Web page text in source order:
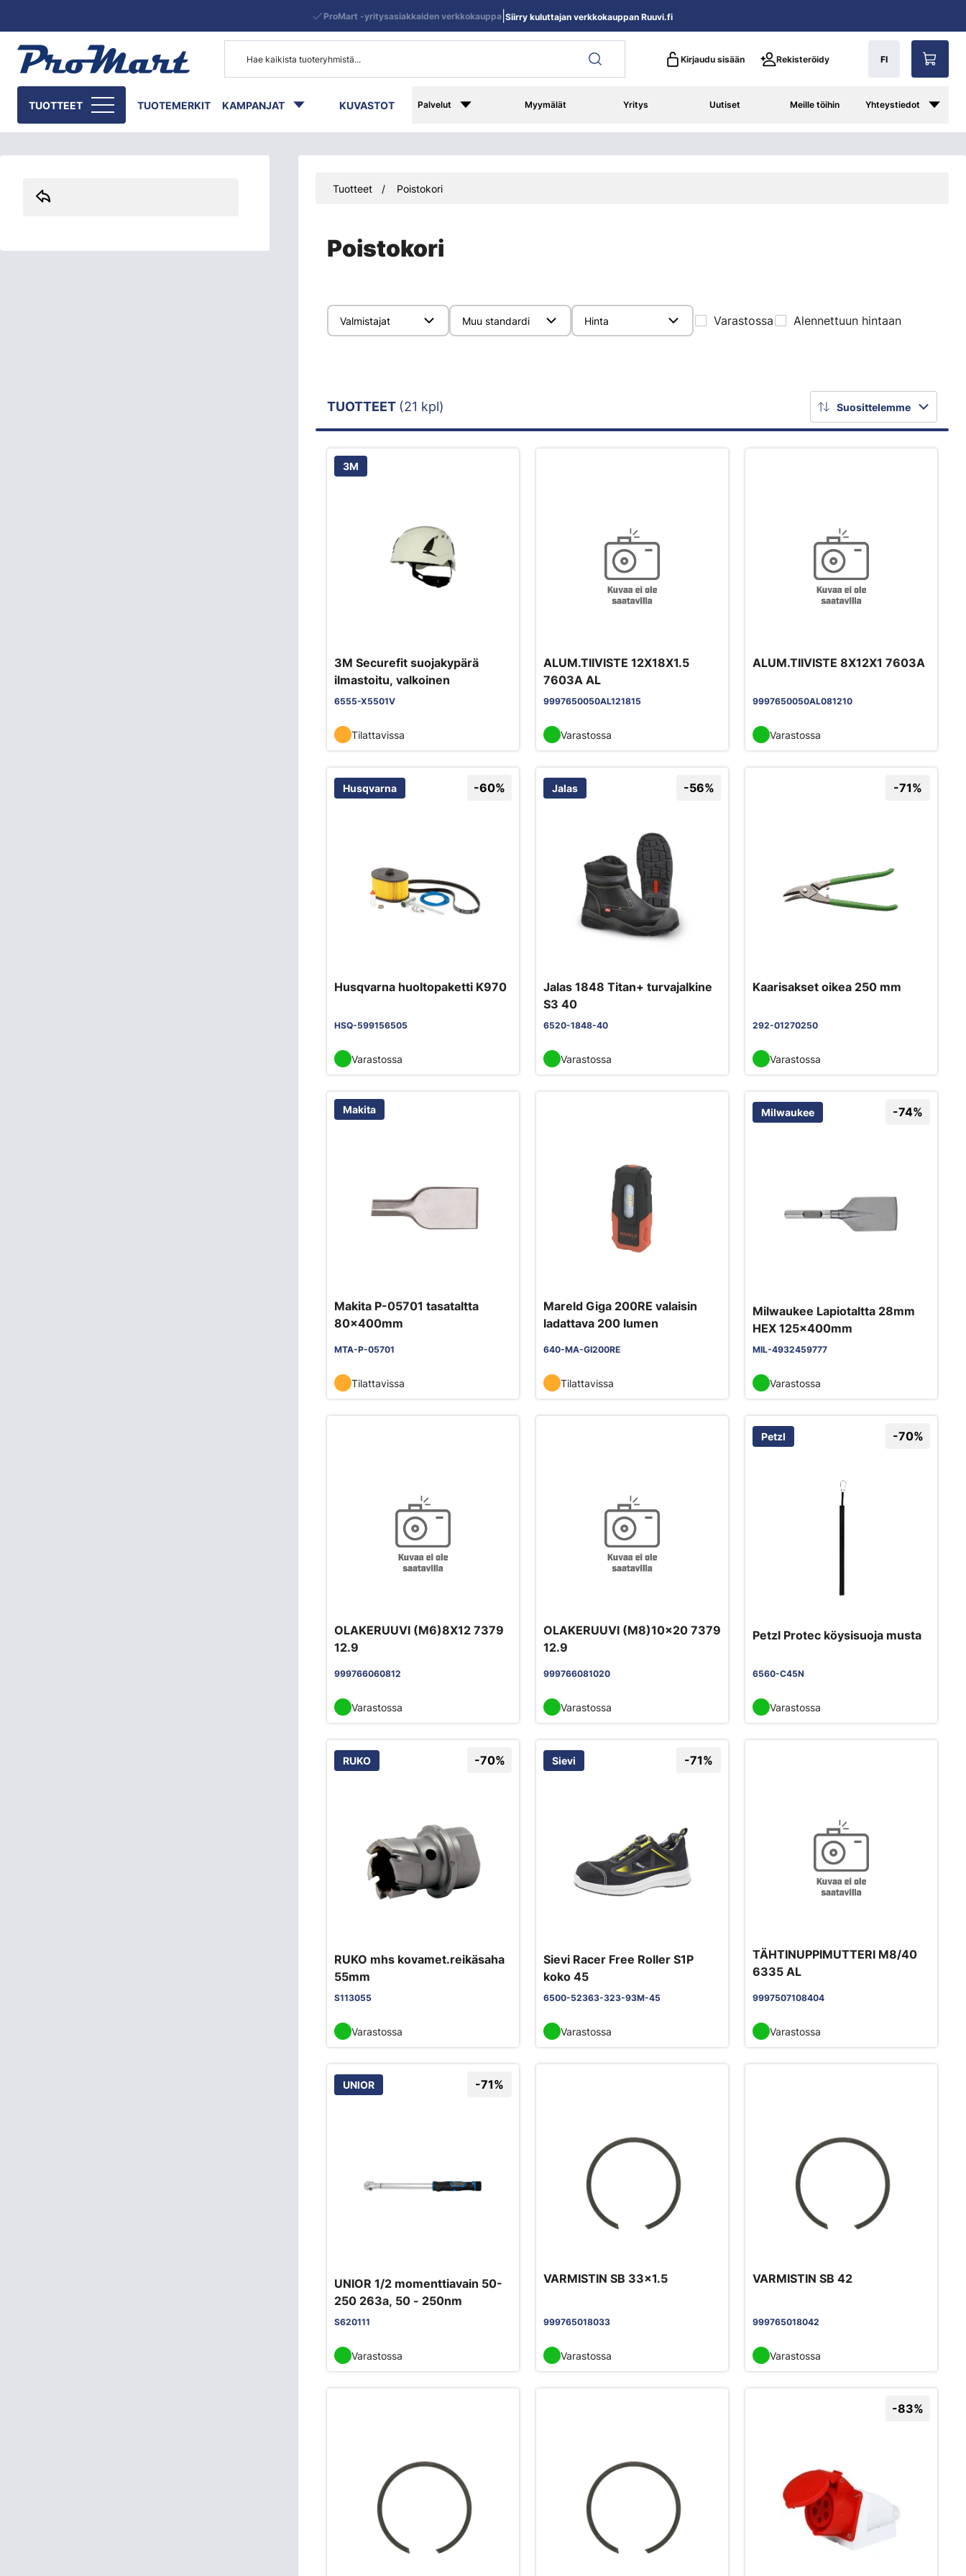
Kirjaudu sisään Rekisteröidy FI
TUOTTEET TUOTEMERKIT KAMPANJAT KUVASTOT Palvelut Myymälät Yritys Uutiset Meille töihin Yhteystiedot
ProMart -yritysasiakkaiden verkkokauppa| Siirry kuluttajan verkkokauppan Ruuvi.fi
Tuotteet Poistokori
Poistokori
Valmistajat Muu standardi Hinta Varastossa Alennettuun hintaan
Suosittelemme
TUOTTEET (21 kpl)
3M
3M Securefit suojakypärä
ilmastoitu, valkoinen
6555-X5501V
Tilattavissa
ALUM.TIIVISTE 12X18X1.5
7603A AL
9997650050AL121815
Varastossa
ALUM.TIIVISTE 8X12X1 7603A
9997650050AL081210
Varastossa
Husqvarna -60%
Husqvarna huoltopaketti K970
HSQ-599156505
Varastossa
Jalas -56%
Jalas 1848 Titan+ turvajalkine
S3 40
6520-1848-40
Varastossa
-71%
Kaarisakset oikea 250 mm
292-01270250
Varastossa
Makita
Makita P-05701 tasataltta
80x400mm
MTA-P-05701
Tilattavissa
Mareld Giga 200RE valaisin
ladattava 200 lumen
640-MA-GI200RE
Tilattavissa
Milwaukee -74%
Milwaukee Lapiotaltta 28mm
HEX 125x400mm
MIL-4932459777
Varastossa
OLAKERUUVI (M6)8X12 7379
12.9
999766060812
Varastossa
OLAKERUUVI (M8)10x20 7379
12.9
999766081020
Varastossa
Petzl -70%
Petzl Protec köysisuoja musta
6560-C45N
Varastossa
RUKO -70%
RUKO mhs kovamet.reikäsaha
55mm
S113055
Varastossa
Sievi -71%
Sievi Racer Free Roller S1P
koko 45
6500-52363-323-93M-45
Varastossa
TÄHTINUPPIMUTTERI M8/40
6335 AL
9997507108404
Varastossa
UNIOR -71%
UNIOR 1/2 momenttiavain 50-
250 263a, 50 - 250nm
S620111
Varastossa
VARMISTIN SB 33x1.5
999765018033
Varastossa
VARMISTIN SB 42
999765018042
Varastossa
-83%